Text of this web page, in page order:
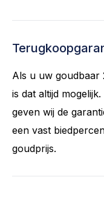
Als u uw goudbaar
is dat altijd
geven wij de
een vast
goudprijs.